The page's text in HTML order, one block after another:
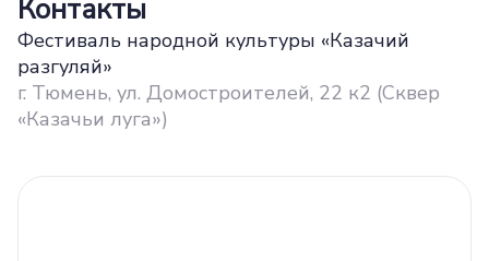
Контакты
Фестиваль народной культуры «Казачий
разгуляй»
г. Тюмень, ул. Домостроителей, 22 к2 (Сквер
«Казачьи луга»)